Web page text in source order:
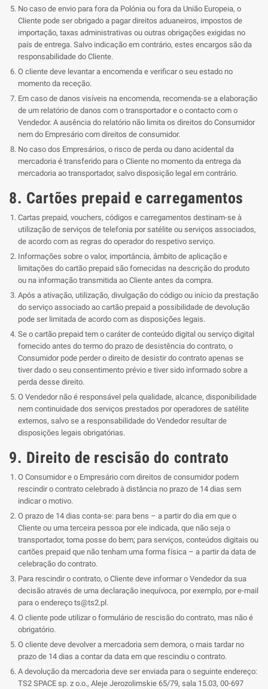
No caso de envio para fora da Polónia ou fora da União Europeia, o
Cliente pode ser obrigado a pagar direitos aduaneiros, impostos de
importação, taxas administrativas ou outras obrigações exigidas no
país de entrega. Salvo indicação em contrário, estes encargos são da
responsabilidade do Cliente.
O cliente deve levantar a encomenda e verificar o seu estado no
momento da receção.
Em caso de danos visíveis na encomenda, recomenda-se a elaboração
de um relatório de danos com o transportador e o contacto com o
Vendedor. A ausência do relatório não limita os direitos do Consumidor
nem do Empresário com direitos de consumidor.
No caso dos Empresários, o risco de perda ou dano acidental da
mercadoria é transferido para o Cliente no momento da entrega da
mercadoria ao transportador, salvo disposição legal em contrário.
8. Cartões prepaid e carregamentos
Cartas prepaid, vouchers, códigos e carregamentos destinam-se à
utilização de serviços de telefonia por satélite ou serviços associados,
de acordo com as regras do operador do respetivo serviço.
Informações sobre o valor, importância, âmbito de aplicação e
limitações do cartão prepaid são fornecidas na descrição do produto
ou na informação transmitida ao Cliente antes da compra.
Após a ativação, utilização, divulgação do código ou início da prestação
do serviço associado ao cartão prepaid a possibilidade de devolução
pode ser limitada de acordo com as disposições legais.
Se o cartão prepaid tem o caráter de conteúdo digital ou serviço digital
fornecido antes do termo do prazo de desistência do contrato, o
Consumidor pode perder o direito de desistir do contrato apenas se
tiver dado o seu consentimento prévio e tiver sido informado sobre a
perda desse direito.
O Vendedor não é responsável pela qualidade, alcance, disponibilidade
nem continuidade dos serviços prestados por operadores de satélite
externos, salvo se a responsabilidade do Vendedor resultar de
disposições legais obrigatórias.
9. Direito de rescisão do contrato
O Consumidor e o Empresário com direitos de consumidor podem
rescindir o contrato celebrado à distância no prazo de 14 dias sem
indicar o motivo.
O prazo de 14 dias conta-se: para bens – a partir do dia em que o
Cliente ou uma terceira pessoa por ele indicada, que não seja o
transportador, toma posse do bem; para serviços, conteúdos digitais ou
cartões prepaid que não tenham uma forma física – a partir da data de
celebração do contrato.
Para rescindir o contrato, o Cliente deve informar o Vendedor da sua
decisão através de uma declaração inequívoca, por exemplo, por e-mail
para o endereço ts@ts2.pl.
O cliente pode utilizar o formulário de rescisão do contrato, mas não é
obrigatório.
O cliente deve devolver a mercadoria sem demora, o mais tardar no
prazo de 14 dias a contar da data em que rescindiu o contrato.
A devolução da mercadoria deve ser enviada para o seguinte endereço:
TS2 SPACE sp. z o.o., Aleje Jerozolimskie 65/79, sala 15.03, 00-697